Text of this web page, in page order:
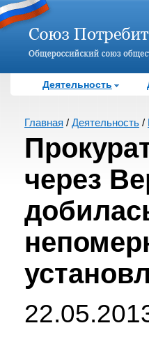
Деятельность
Главная / Деятельность /
через